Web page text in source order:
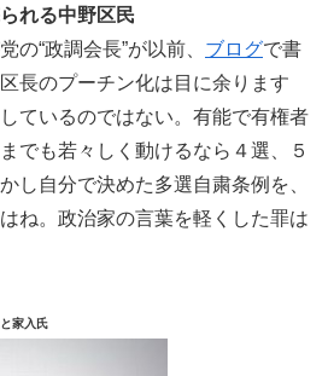
れる中野区民
の“政調会長”が以前、 ブログで書
長のプーチン化は目に余ります
ているのではない。有能で有権者
でも若々しく動けるなら４選、５
し自分で決めた多選自粛条例を、
ね。政治家の言葉を軽くした罪は
家入氏